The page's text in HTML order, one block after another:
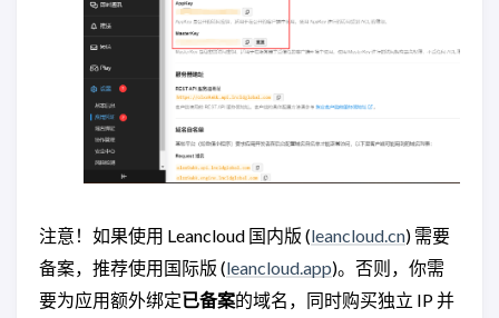
注意！如果使用 Leancloud 国内版 (leancloud.cn) 需要
备案，推荐使用国际版 (leancloud.app)。否则，你需
要为应用额外绑定已备案的域名，同时购买独立 IP 并